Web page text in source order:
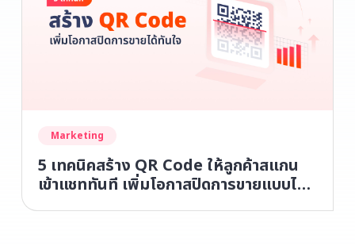
Marketing
5 เทคนิคสร้าง QR Code ให้ลูกค้าสแกน
เข้าแชททันที เพิ่มโอกาสปิดการขายแบบไม่